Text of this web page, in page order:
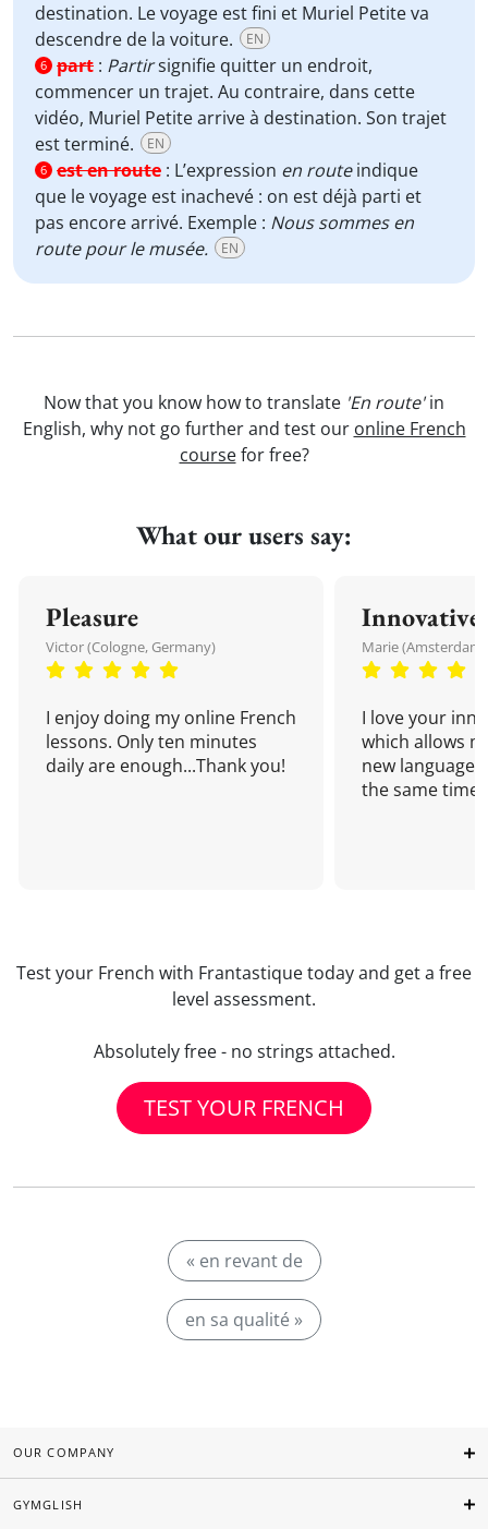
destination. Le voyage est fini et Muriel Petite va
descendre de la voiture.
EN
6 part : Partirsignifie quitter un endroit,
commencer un trajet. Au contraire, dans cette
vidéo, Muriel Petite arrive à destination. Son trajet
est terminé.
EN
6 est en route : L’expression en routeindique
que le voyage est inachevé : on est déjà parti et
pas encore arrivé. Exemple : Nous sommes en
route pour le musée.
EN
Now that you know how to translate 'En route'in
English, why not go further and test our online French
coursefor free?
What our users say:
Pleasure
Victor (Cologne, Germany)
I enjoy doing my online French
lessons. Only ten minutes
daily are enough...Thank you!
Innovative
Marie
I love your
which allows
new language
the same time!
Test your French with Frantastique today and get a free
level assessment.
Absolutely free - no strings attached.
TEST YOUR FRENCH
« en revant de
en sa qualité »
OUR COMPANY
GYMGLISH